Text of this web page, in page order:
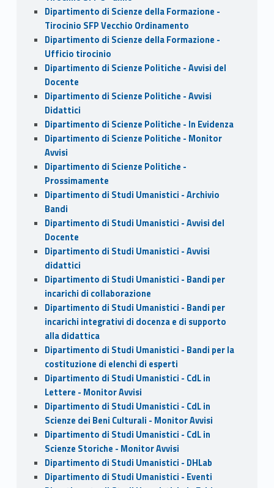
Dipartimento di Scienze della Formazione -
Tirocinio SFP Vecchio Ordinamento
Dipartimento di Scienze della Formazione -
Ufficio tirocinio
Dipartimento di Scienze Politiche - Avvisi del
Docente
Dipartimento di Scienze Politiche - Avvisi
Didattici
Dipartimento di Scienze Politiche - In Evidenza
Dipartimento di Scienze Politiche - Monitor
Avvisi
Dipartimento di Scienze Politiche -
Prossimamente
Dipartimento di Studi Umanistici - Archivio
Bandi
Dipartimento di Studi Umanistici - Avvisi del
Docente
Dipartimento di Studi Umanistici - Avvisi
didattici
Dipartimento di Studi Umanistici - Bandi per
incarichi di collaborazione
Dipartimento di Studi Umanistici - Bandi per
incarichi integrativi di docenza e di supporto
alla didattica
Dipartimento di Studi Umanistici - Bandi per la
costituzione di elenchi di esperti
Dipartimento di Studi Umanistici - CdL in
Lettere - Monitor Avvisi
Dipartimento di Studi Umanistici - CdL in
Scienze dei Beni Culturali - Monitor Avvisi
Dipartimento di Studi Umanistici - CdL in
Scienze Storiche - Monitor Avvisi
Dipartimento di Studi Umanistici - DHLab
Dipartimento di Studi Umanistici - Eventi